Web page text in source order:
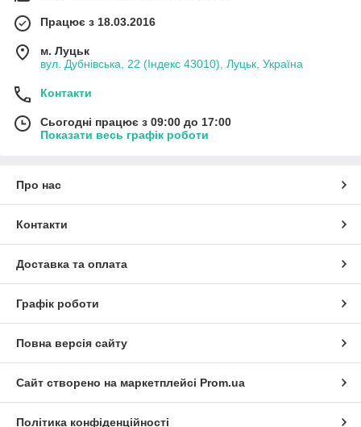
Працює з 18.03.2016
м. Луцьк
вул. Дубнівська, 22 (Індекс 43010), Луцьк, Україна
Контакти
Сьогодні працює з 09:00 до 17:00
Показати весь графік роботи
Про нас
Контакти
Доставка та оплата
Графік роботи
Повна версія сайту
Сайт створено на маркетплейсі Prom.ua
Політика конфіденційності